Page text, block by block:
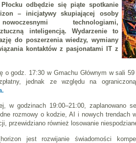
odbędzie się piąte spotkanie
– inicjatywy skupiającej osoby
technologiami,
inteligencją. Wydarzenie to
do poszerzenia wiedzy, wymiany
kontaktów z pasjonatami IT z
o godz. 17:30 w Gmachu Głównym w sali
jednak ze względu na
w godzinach 19:00–21:00, zaplanowano
rozmowy o kodzie, AI i nowych trendach
przewidziano również losowanie
jest rozwijanie świadomości